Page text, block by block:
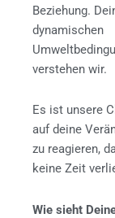
Beziehung.
dynamischen
verstehen wir.
Es ist unsere
auf deine
zu reagieren,
keine Zeit
Wie sieht